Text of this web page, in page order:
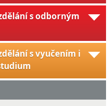
s odborným
s vyučením i